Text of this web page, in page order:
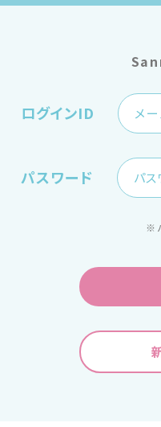
ログインID
パスワード
※